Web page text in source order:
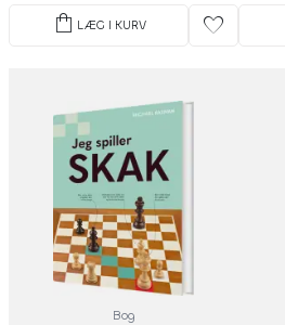
shopping_bag LÆG I KURV favorite
Bog